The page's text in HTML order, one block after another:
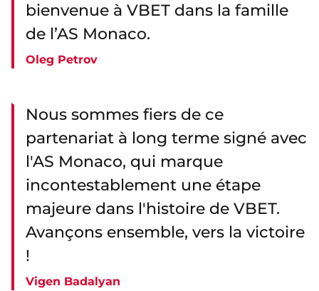
bienvenue à VBET dans la famille
de l’AS Monaco.
Oleg Petrov
Nous sommes fiers de ce
partenariat à long terme signé avec
l'AS Monaco, qui marque
incontestablement une étape
majeure dans l'histoire de VBET.
Avançons ensemble, vers la victoire
!
Vigen Badalyan